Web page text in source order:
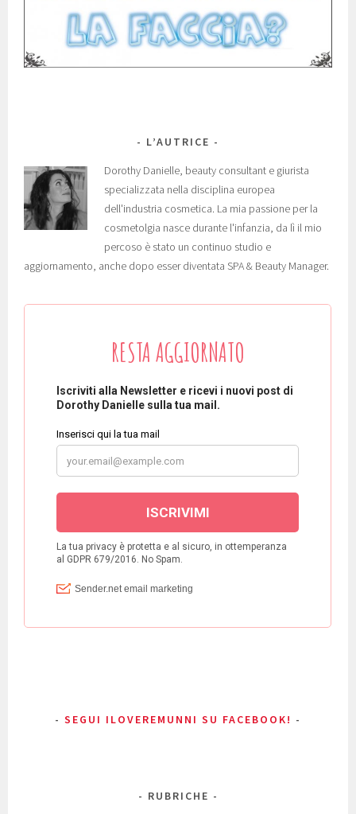
L’AUTRICE
Dorothy Danielle, beauty consultant e giurista
specializzata nella disciplina europea
dell'industria cosmetica. La mia passione per la
cosmetolgia nasce durante l'infanzia, da lì il mio
percoso è stato un continuo studio e
aggiornamento, anche dopo esser diventata SPA & Beauty Manager.
SEGUI ILOVEREMUNNI SU FACEBOOK!
RUBRICHE